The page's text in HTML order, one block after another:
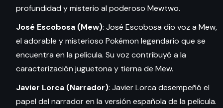
profundidad y misterio al poderoso Mewtwo.
José Escobosa (Mew): José Escobosa dio voz a Mew,
el adorable y misterioso Pokémon legendario que se
encuentra en la película. Su voz contribuyó a la
caracterización juguetona y tierna de Mew.
Javier Lorca (Narrador): Javier Lorca desempeñó el
papel del narrador en la versión española de la película.